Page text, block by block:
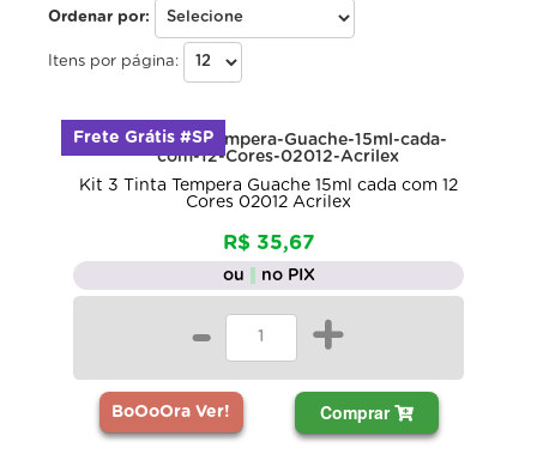
Ordenar por:
Itens por página:
Kit 3 Tinta Tempera Guache 15ml cada com 12
Cores 02012 Acrilex
R$ 35,67
ou no PIX
- +
BoOoOra Ver! Comprar
Frete Grátis #SP